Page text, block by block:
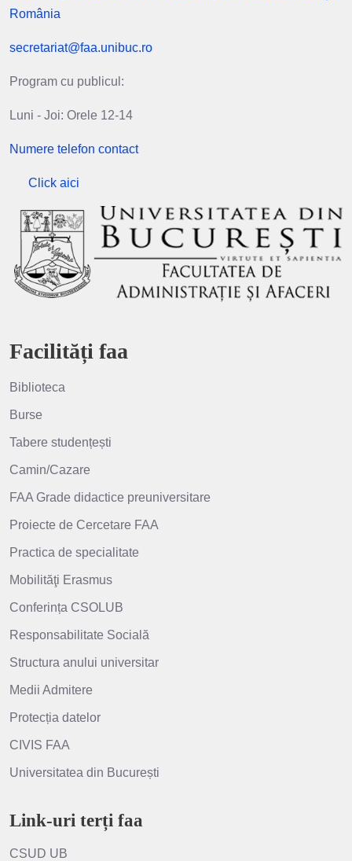
România
secretariat@faa.unibuc.ro
Program cu publicul:
Luni - Joi: Orele 12-14
Numere telefon contact
Click aici
Facilități faa
Biblioteca
Burse
Tabere studențești
Camin/Cazare
FAA Grade didactice preuniversitare
Proiecte de Cercetare FAA
Practica de specialitate
Mobilităţi Erasmus
Conferința CSOLUB
Responsabilitate Socială
Structura anului universitar
Medii Admitere
Protecția datelor
CIVIS FAA
Universitatea din București
Link-uri terți faa
CSUD UB